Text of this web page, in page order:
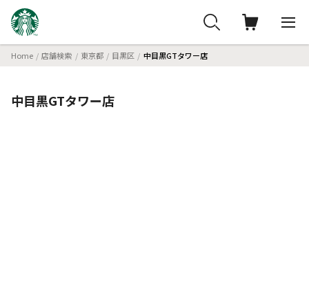
Home 店舗検索 東京都 目黒区 中目黒GTタワー店
中目黒GTタワー店